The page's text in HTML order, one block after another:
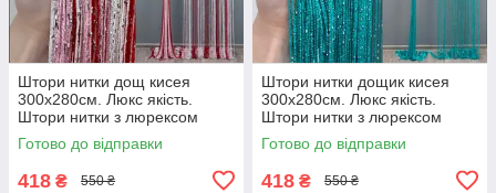
Штори нитки дощ кисея
300х280см. Люкс якість.
Штори нитки з люрексом
прямі - Червоний з рожевим і
білим.
Готово до відправки
418 ₴ 550 ₴
Штори нитки дощик кисея
300х280см. Люкс якість.
Штори нитки з люрексом
прямі - Бірюзовий.
Готово до відправки
418 ₴ 550 ₴